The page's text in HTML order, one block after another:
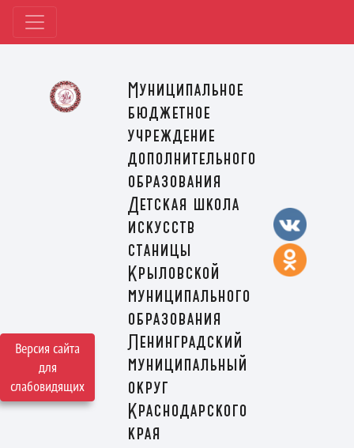
Версия сайта
для
слабовидящих
Муниципальное
бюджетное
учреждение
дополнительного
образования
Детская школа
искусств
станицы
Крыловской
муниципального
образования
Ленинградский
муниципальный
округ
Краснодарского
края